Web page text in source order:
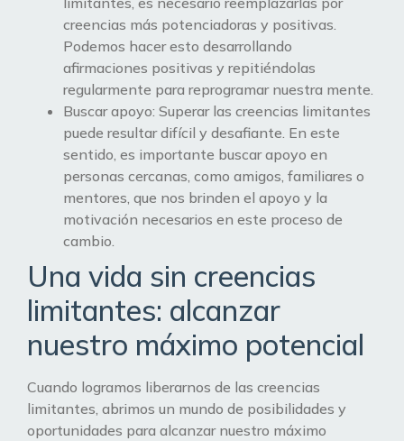
creencias más potenciadoras y positivas.
Podemos hacer esto desarrollando
afirmaciones positivas y repitiéndolas
regularmente para reprogramar nuestra mente.
Buscar apoyo: Superar las creencias limitantes
puede resultar difícil y desafiante. En este
sentido, es importante buscar apoyo en
personas cercanas, como amigos, familiares o
mentores, que nos brinden el apoyo y la
motivación necesarios en este proceso de
cambio.
Una vida sin creencias
limitantes: alcanzar
nuestro máximo potencial
Cuando logramos liberarnos de las creencias
limitantes, abrimos un mundo de posibilidades y
oportunidades para alcanzar nuestro máximo